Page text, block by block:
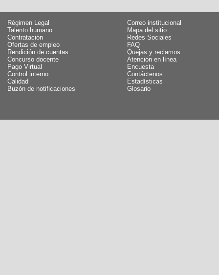
Régimen Legal
Talento humano
Contratación
Ofertas de empleo
Rendición de cuentas
Concurso docente
Pago Virtual
Control interno
Calidad
Buzón de notificaciones
Correo institucional
Mapa del sitio
Redes Sociales
FAQ
Quejas y reclamos
Atención en línea
Encuesta
Contáctenos
Estadísticas
Glosario